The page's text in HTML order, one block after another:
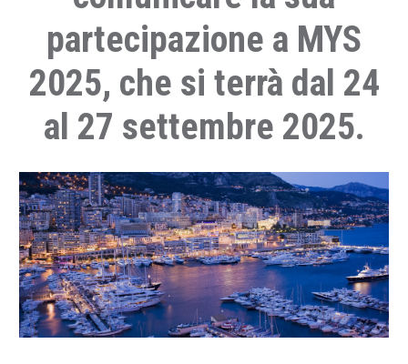
partecipazione a MYS
2025, che si terrà dal 24
al 27 settembre 2025.